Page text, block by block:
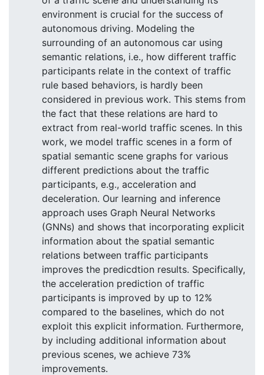
environment is crucial for the success of
autonomous driving. Modeling the
surrounding of an autonomous car using
semantic relations, i.e., how different traffic
participants relate in the context of traffic
rule based behaviors, is hardly been
considered in previous work. This stems from
the fact that these relations are hard to
extract from real-world traffic scenes. In this
work, we model traffic scenes in a form of
spatial semantic scene graphs for various
different predictions about the traffic
participants, e.g., acceleration and
deceleration. Our learning and inference
approach uses Graph Neural Networks
(GNNs) and shows that incorporating explicit
information about the spatial semantic
relations between traffic participants
improves the predicdtion results. Specifically,
the acceleration prediction of traffic
participants is improved by up to 12%
compared to the baselines, which do not
exploit this explicit information. Furthermore,
by including additional information about
previous scenes, we achieve 73%
improvements.